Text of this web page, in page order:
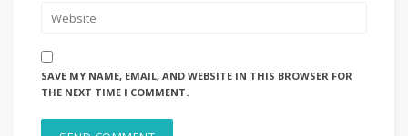
SAVE MY NAME, EMAIL, AND WEBSITE IN THIS BROWSER FOR
THE NEXT TIME I COMMENT.